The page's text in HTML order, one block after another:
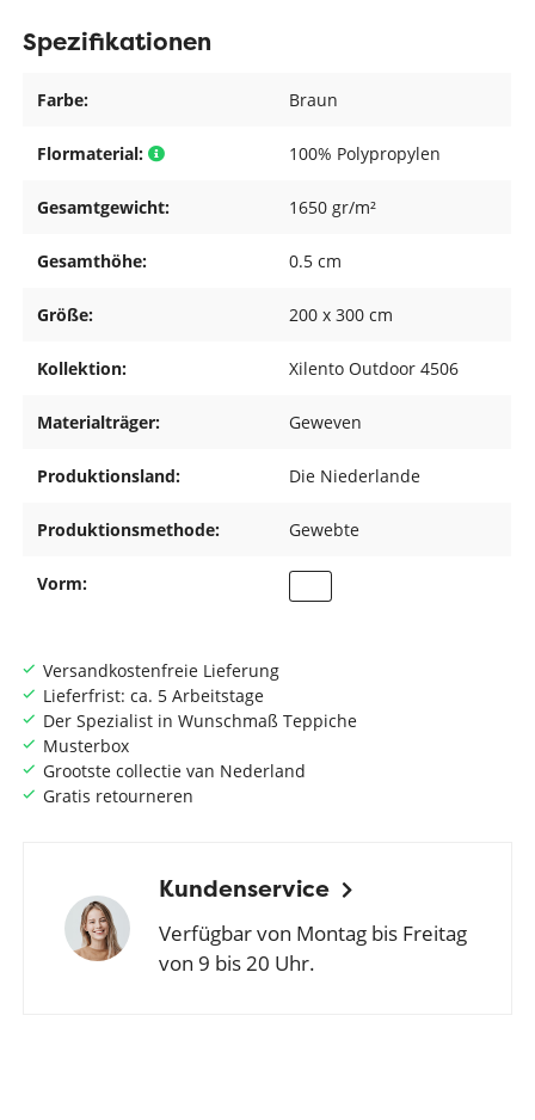
Versandkostenfreie Lieferung
Lieferfrist: ca. 5 Arbeitstage
Der Spezialist in Wunschmaß Teppiche
Musterbox
Grootste collectie van Nederland
Gratis retourneren
Kundenservice
Verfügbar von Montag bis Freitag
von 9 bis 20 Uhr.
Spezifikationen
Farbe: Braun
Flormaterial: 100% Polypropylen
Gesamtgewicht: 1650 gr/m²
Gesamthöhe: 0.5 cm
Größe: 200 x 300 cm
Kollektion: Xilento Outdoor 4506
Materialträger: Geweven
Produktionsland: Die Niederlande
Produktionsmethode: Gewebte
Vorm: